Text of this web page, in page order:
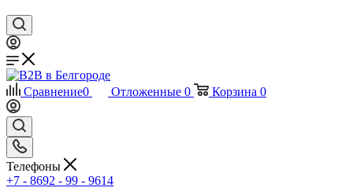
Сравнение0 Отложенные 0 Корзина 0
Телефоны
+7 - 8692 - 99 - 9614